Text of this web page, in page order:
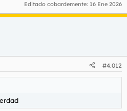
Editado cobardemente: 16 Ene 2026
#4.012